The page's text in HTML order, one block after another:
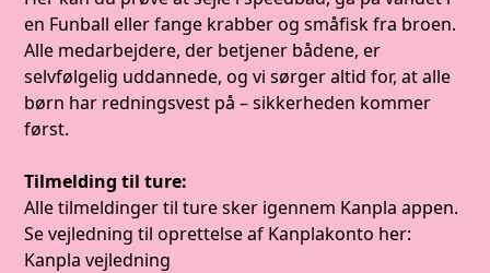
en Funball eller fange krabber og småfisk fra broen.
Alle medarbejdere, der betjener bådene, er
selvfølgelig uddannede, og vi sørger altid for, at alle
børn har redningsvest på – sikkerheden kommer
først.
Tilmelding til ture:
Alle tilmeldinger til ture sker igennem Kanpla appen.
Se vejledning til oprettelse af Kanplakonto her:
Kanpla vejledning